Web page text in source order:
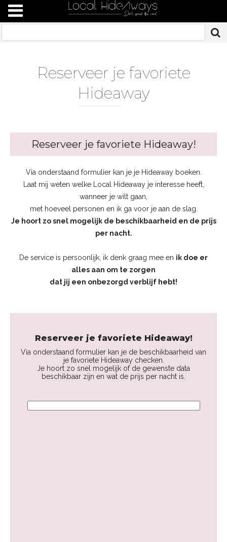
Reserveer je favoriete
Hideaway
Reserveer je favoriete Hideaway!
Via onderstaand formulier kan je je Hideaway boeken.
Laat mij weten welke Local Hideaway je interesse heeft,
wanneer je wilt gaan,
met hoeveel personen en ik ga voor je aan de slag.
Je hoort zo snel mogelijk de beschikbaarheid en de prijs
per nacht.
De service is persoonlijk, ik denk graag mee en ik doe er
alles aan om te zorgen
dat jij een onbezorgd verblijf hebt!
Reserveer je favoriete Hideaway!
Via onderstaand formulier kan je de beschikbaarheid van
je favoriete Hideaway checken.
Je hoort zo snel mogelijk of de gewenste data
beschikbaar zijn en wat de prijs per nacht is.